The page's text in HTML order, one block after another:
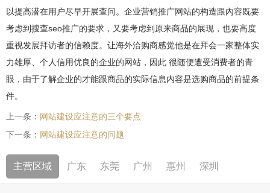
以提高潜在用户尽早开展查问。企业营销推广网站的构造跟內容既要
考虑到搜查seo推广的要求，又要考虑到原来商品的展现，也要高度
重视发展拜访者的信赖度。让海外洽购商感觉他是在拜会一家整体实
力雄厚、个人信用优良的企业的网站，因此 很随便遭受消费者的青
眼，由于了解企业的才能跟商品的实际信息内容是选购商品的前提条
件。
上一条： 网站建设应注意的三个要点
下一条： 网站建设应注意的问题
主营区域 广东 东莞 广州 惠州 深圳